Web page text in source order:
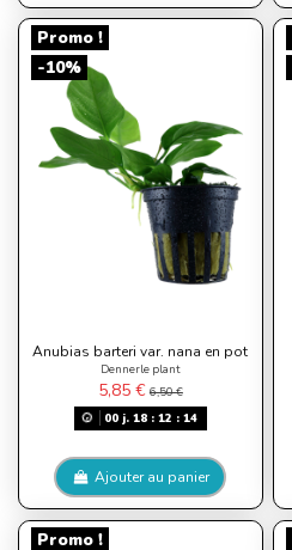
Promo !
-10%
Anubias barteri var. nana en pot
Dennerle plant
5,85 €6,50 €
00 j. 18 :12 :13
Ajouter au panier
Promo !